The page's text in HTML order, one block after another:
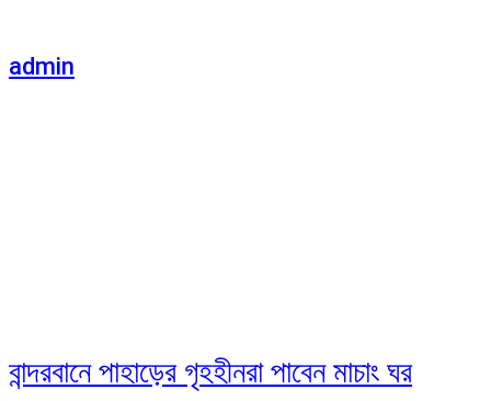
admin
বান্দরবানে পাহাড়ের গৃহহীনরা পাবেন মাচাং ঘর